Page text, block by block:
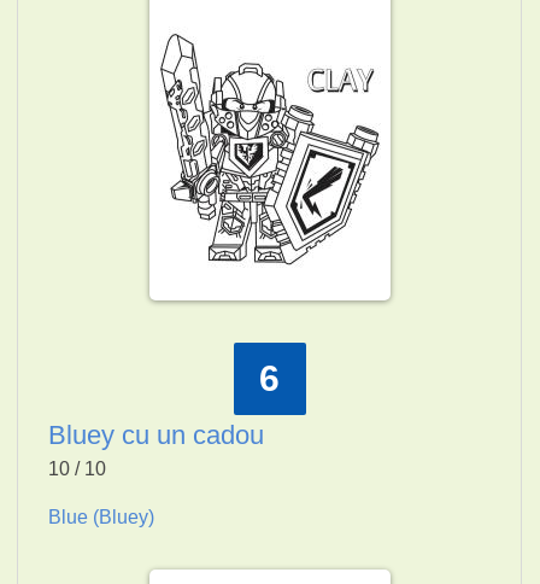
6
Bluey cu un cadou
10 / 10
Blue (Bluey)